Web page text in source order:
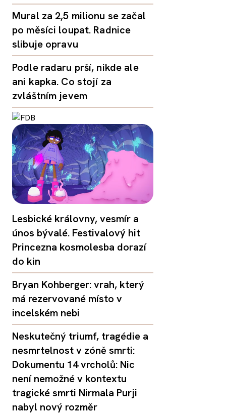
Mural za 2,5 milionu se začal
po měsíci loupat. Radnice
slibuje opravu
Podle radaru prší, nikde ale
ani kapka. Co stojí za
zvláštním jevem
Lesbické královny, vesmír a
únos bývalé. Festivalový hit
Princezna kosmolesba dorazí
do kin
Bryan Kohberger: vrah, který
má rezervované místo v
incelském nebi
Neskutečný triumf, tragédie a
nesmrtelnost v zóně smrti:
Dokumentu 14 vrcholů: Nic
není nemožné v kontextu
tragické smrti Nirmala Purji
nabyl nový rozměr